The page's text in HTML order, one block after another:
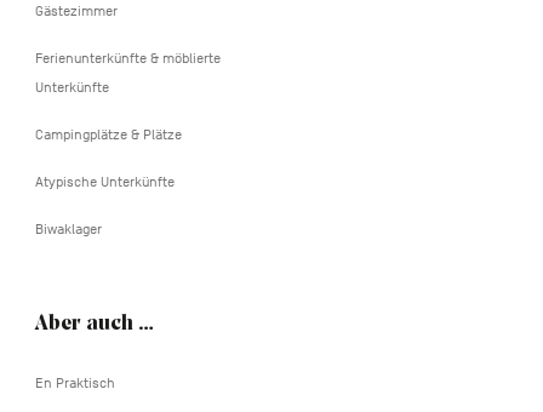
Gästezimmer
Ferienunterkünfte & möblierte
Unterkünfte
Campingplätze & Plätze
Atypische Unterkünfte
Biwaklager
Aber auch …
En Praktisch